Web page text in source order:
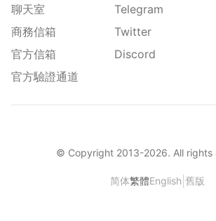
聊天室
商務信箱
官方信箱
官方驗證通道
Telegram
Twitter
Discord
© Copyright 2013-2026. All rights
简体繁體English 舊版